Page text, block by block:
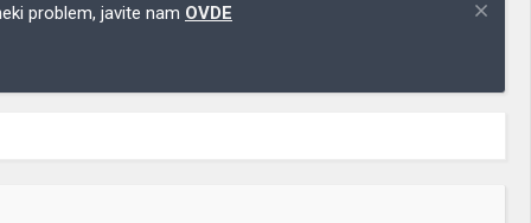
problem, javite nam OVDE